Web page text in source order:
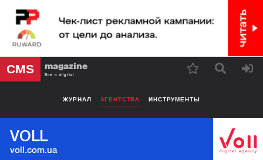
CMS magazine
Все о digital
ЖУРНАЛ АГЕНТСТВА ИНСТРУМЕНТЫ
VOLL
voll.com.ua